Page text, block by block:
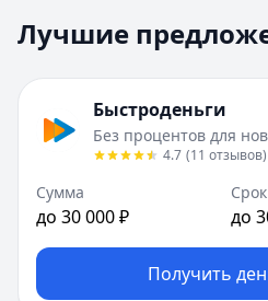
Лучшие
Быстроденьги
Без процентов для
4.7 (11 отзывов)
Сумма
до 30 000 ₽
Срок
до
Получить